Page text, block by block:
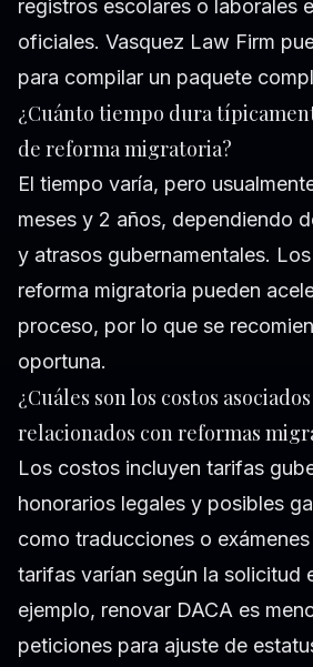
registros escolares o laborales
oficiales. Vasquez Law Firm
para compilar un paquete
¿Cuánto tiempo dura
de reforma migratoria?
El tiempo varía, pero
meses y 2 años, dependiendo
y atrasos gubernamentales.
reforma migratoria pueden
proceso, por lo que se
oportuna.
¿Cuáles son los costos asociados
relacionados con reformas
Los costos incluyen tarifas
honorarios legales y posibles
como traducciones o
tarifas varían según la
ejemplo, renovar DACA es
peticiones para ajuste de